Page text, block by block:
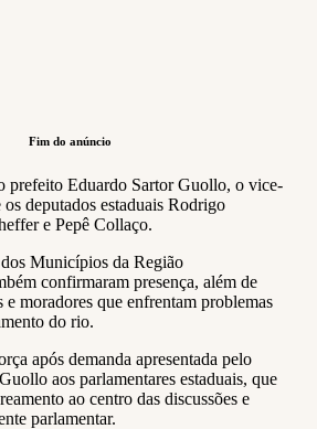
Fim do anúncio
prefeito Eduardo Sartor Guollo, o vice-
deputados estaduais Rodrigo
e Pepê Collaço.
Municípios da Região
confirmaram presença, além de
e moradores que enfrentam problemas
do rio.
após demanda apresentada pelo
aos parlamentares estaduais, que
ao centro das discussões e
parlamentar.